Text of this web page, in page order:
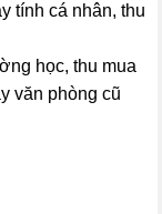
tính cá nhân, thu
học, thu mua
văn phòng cũ